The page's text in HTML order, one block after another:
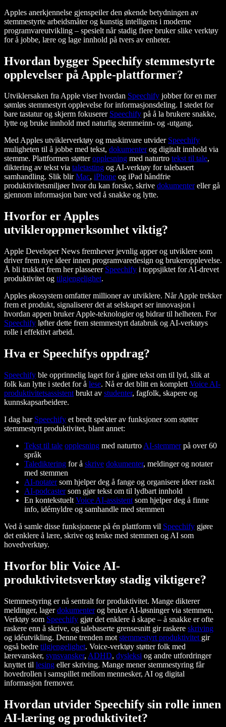
Apples anerkjennelse gjenspeiler den økende betydningen av
stemmestyrte arbeidsmåter og kunstig intelligens i moderne
programvareutvikling – spesielt når stadig flere bruker slike verktøy
for å jobbe, lære og lage innhold på tvers av enheter.
Hvordan bygger Speechify stemmestyrte
opplevelser på Apple-plattformer?
Utviklersaken fra Apple viser hvordan Speechify jobber for en mer
sømløs stemmestyrt opplevelse for informasjonsdeling. I stedet for
bare tastatur og skjerm fokuserer Speechify på å la brukere snakke,
lytte og bruke innhold med naturlig stemmeinn- og -utgang.
Med Apples utviklerverktøy og maskinvare utvider Speechify
muligheten til å jobbe med tekst, dokumenterog digitalt innhold via
stemme. Plattformen støtteropplesning med naturtro tekst til tale,
diktering av tekst via taletasting og AI-verktøy for talebasert
samhandling. Slik blirMac, iPhone og iPad håndfrie
produktivitetsmiljøer hvor du kan forske, skrive dokumentereller gå
gjennom informasjon bare ved å snakke og lytte.
Hvorfor er Apples
utvikleroppmerksomhet viktig?
Apple Developer News fremhever jevnlig apper og utviklere som
driver frem nye ideer innen programvaredesign og brukeropplevelse.
Å bli trukket frem her plasserer Speechify i toppsjiktet for AI-drevet
produktivitet og tilgjengelighet.
Apples økosystem omfatter millioner av utviklere. Når Apple trekker
frem et produkt, signaliserer det at selskapet ser innovasjon i
hvordan appen bruker Apple-teknologier og bidrar til helheten. For
Speechify løfter dette frem stemmestyrt databruk og AI-verktøys
rolle i effektivt arbeid.
Hva er Speechifys oppdrag?
Speechify ble opprinnelig laget for å gjøre tekst om til lyd, slik at
folk kan lytte i stedet for å lese. Nå er det blitt en komplett Voice AI-
produktivitetsassistent brukt av studenter, fagfolk, skapere og
kunnskapsarbeidere.
I dag har Speechify et bredt spekter av funksjoner som støtter
stemmestyrt produktivitet, blant annet:
Tekst til tale opplesning med naturtro AI-stemmerpå over 60
språk
Talediktering for å skrive dokumenter, meldinger og notater
med stemmen
AI-notatersom hjelper deg å fange og organisere ideer raskt
AI-podcastersom gjør tekst om til lydbart innhold
En kontekstuelt Voice AI-assistent som hjelper deg å finne
info, idémyldre og samhandle med stemmen
Ved å samle disse funksjonene på én plattform vil Speechify gjøre
det enklere å lære, skrive og tenke med stemmen og AI som
hovedverktøy.
Hvorfor blir Voice AI-
produktivitetsverktøy stadig viktigere?
Stemmestyring er nå sentralt for produktivitet. Mange dikterer
meldinger, lagerdokumenterog bruker AI-løsninger via stemmen.
Verktøy som Speechify gjør det enklere å skape – å snakke er ofte
raskere enn å skrive, og talebaserte grensesnitt gir raskere skriving
og idéutvikling. Denne trenden mot stemmestyrt produktivitet gir
også bedre tilgjengelighet. Voice-verktøy støtter folk med
lærevansker, synsvansker, ADHD, dysleksi og andre utfordringer
knyttet til lesing eller skriving. Mange mener stemmestyring får
hovedrollen i samspillet mellom mennesker, AI og digital
informasjon fremover.
Hvordan utvider Speechify sin rolle innen
AI-læring og produktivitet?